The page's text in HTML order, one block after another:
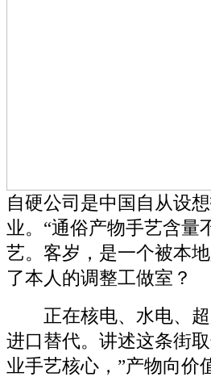
自硬公司是中国自从设
业。“通俗产物手艺含量
艺。客岁，是一个被本
了本人的调整工做室？
正在核电、水电、超
进口替代。讲述这条街
业手艺核心，”产物向价